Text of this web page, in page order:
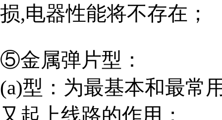
损,电器性能将不存在
⑤金属弹片型：
(a)型：为最基本和最常
又起上线路的作用；